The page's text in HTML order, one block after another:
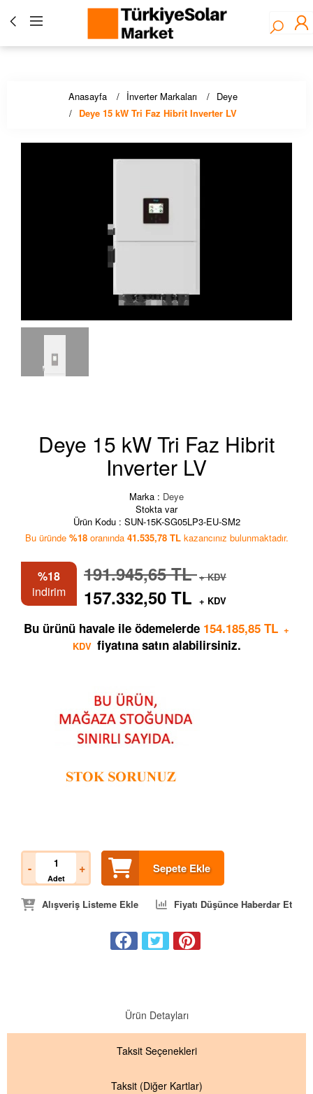
Türkiye Solar Market - Fronius Yetkili Bayisi ☀️ Solar
Panel, İnverter, Lityum Pil, EV Şarj Çözümleri - Stoktan
Hızlı Teslimat!
Anasayfa İnverter Markaları
Deye
Deye 15 kW Tri Faz Hibrit Inverter LV
Deye 15 kW Tri Faz Hibrit
Inverter LV
Marka : Deye
Stokta var
Ürün Kodu : SUN-15K-SG05LP3-EU-SM2
%18
indirim
191.945,65 TL+ KDV
157.332,50 TL + KDV
Bu üründe %18oranında 41.535,78 TL kazancınız bulunmaktadır.
Bu ürünü havale ile ödemelerde 154.185,85 TL +
KDV fiyatına satın alabilirsiniz.
-
Adet
+ Sepete Ekle
Alışveriş Listeme Ekle Fiyatı Düşünce Haberdar Et
Ürün Detayları
Taksit Seçenekleri
Taksit (Diğer Kartlar)